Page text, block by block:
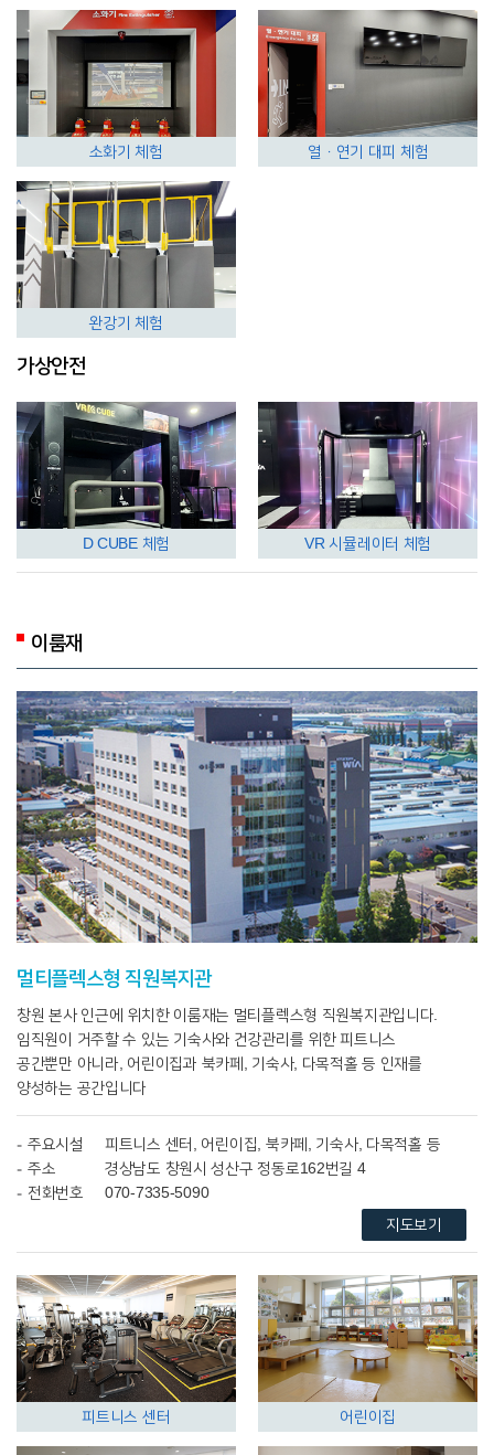
소화기 체험 열ㆍ연기 대피 체험
완강기 체험
가상안전
D CUBE 체험 VR 시뮬레이터 체험
이룸재
멀티플렉스형 직원복지관
창원 본사 인근에 위치한 이룸재는 멀티플렉스형 직원복지관입니다.
임직원이 거주할 수 있는 기숙사와 건강관리를 위한 피트니스
공간뿐만 아니라, 어린이집과 북카페, 기숙사, 다목적홀 등 인재를
양성하는 공간입니다
주요시설
피트니스 센터, 어린이집, 북카페, 기숙사, 다목적홀 등
주소
경상남도 창원시 성산구 정동로162번길 4
전화번호
070-7335-5090
지도보기
피트니스 센터 어린이집